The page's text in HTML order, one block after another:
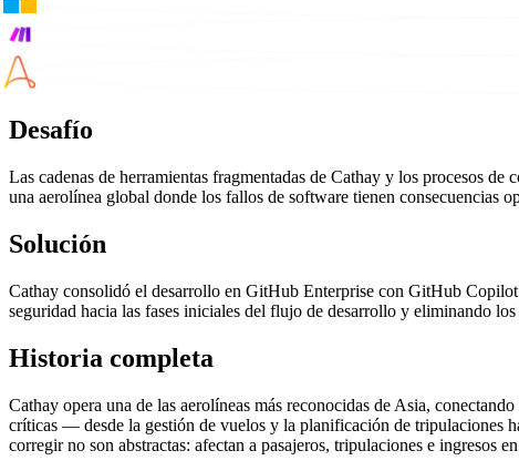
Desafío
Las cadenas de herramientas fragmentadas de Cathay y los procesos
una aerolínea global donde los fallos de software tienen consecuencias
Solución
Cathay consolidó el desarrollo en GitHub Enterprise con GitHub
seguridad hacia las fases iniciales del flujo de desarrollo y eliminando
Historia completa
Cathay opera una de las aerolíneas más reconocidas de Asia,
críticas — desde la gestión de vuelos y la planificación de tripulaciones
corregir no son abstractas: afectan a pasajeros, tripulaciones e ingresos